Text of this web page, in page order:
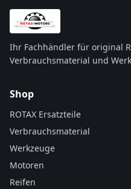
Ihr Fachhändler für original
Verbrauchsmaterial und
Shop
ROTAX Ersatzteile
Verbrauchsmaterial
Werkzeuge
Motoren
Reifen